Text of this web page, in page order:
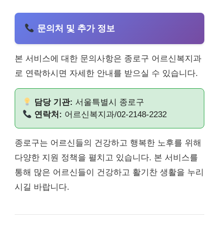
문의처 및 추가 정보
본 서비스에 대한 문의사항은 종로구 어르신복지과
로 연락하시면 자세한 안내를 받으실 수 있습니다.
담당 기관: 서울특별시 종로구
연락처: 어르신복지과/02-2148-2232
종로구는 어르신들의 건강하고 행복한 노후를 위해
다양한 지원 정책을 펼치고 있습니다. 본 서비스를
통해 많은 어르신들이 건강하고 활기찬 생활을 누리
시길 바랍니다.